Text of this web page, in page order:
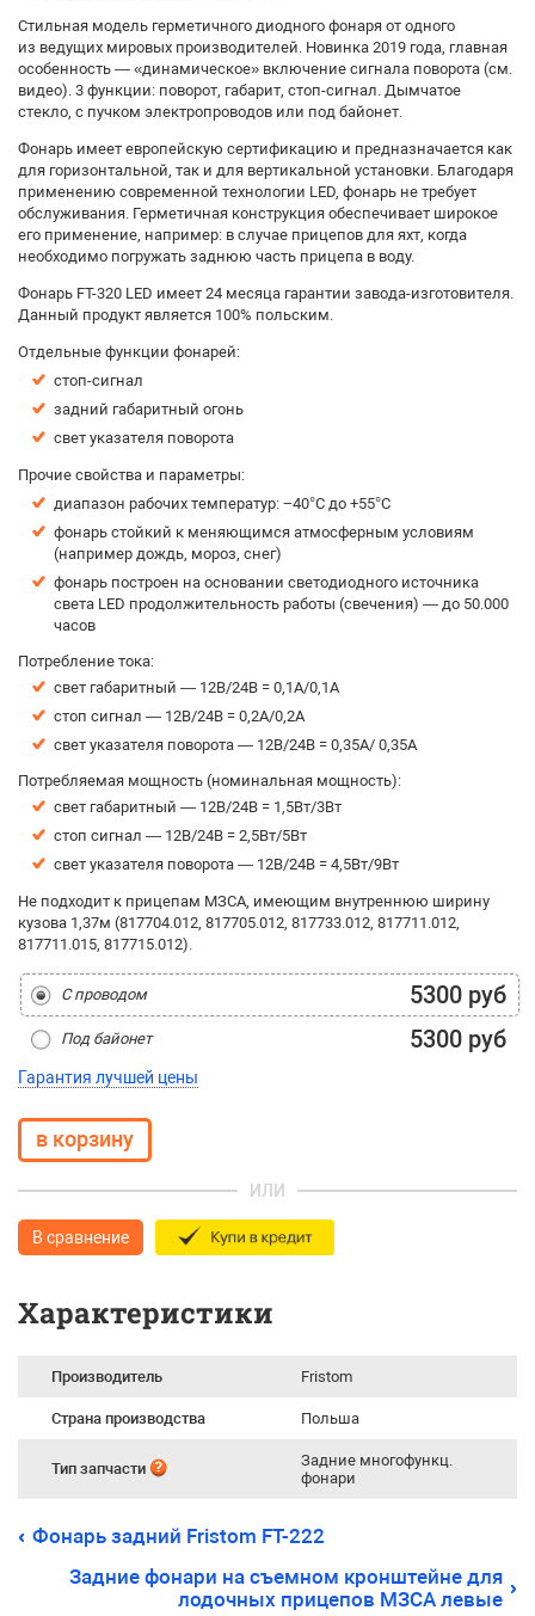
Стильная модель герметичного диодного фонаря от одного
из ведущих мировых производителей. Новинка 2019 года, главная
особенность — «динамическое» включение сигнала поворота (см.
видео). 3 функции: поворот, габарит, стоп-сигнал. Дымчатое
стекло, с пучком электропроводов или под байонет.
Фонарь имеет европейскую сертификацию и предназначается как
для горизонтальной, так и для вертикальной установки. Благодаря
применению современной технологии LED, фонарь не требует
обслуживания. Герметичная конструкция обеспечивает широкое
его применение, например: в случае прицепов для яхт, когда
необходимо погружать заднюю часть прицепа в воду.
Фонарь FT-320 LED имеет 24 месяца гарантии завода-изготовителя.
Данный продукт является 100% польским.
Отдельные функции фонарей:
стоп-сигнал
задний габаритный огонь
свет указателя поворота
Прочие свойства и параметры:
диапазон рабочих температур: −40°C дo +55°C
фонарь стойкий к меняющимся атмосферным условиям
(например дождь, мороз, снег)
фонарь построен на основании светодиодного источника
света LED продолжительность работы (свечения) — до 50.000
часов
Потребление тока:
свет габаритный — 12В/24В = 0,1А/0,1A
стоп сигнал — 12В/24В = 0,2A/0,2A
свет указателя поворота — 12В/24В = 0,35A/ 0,35A
Потребляемая мощность (номинальная мощность):
свет габаритный — 12В/24В = 1,5Вт/3Вт
стоп сигнал — 12В/24В = 2,5Вт/5Вт
свет указателя поворота — 12В/24В = 4,5Вт/9Вт
Не подходит к прицепам МЗСА, имеющим внутреннюю ширину
кузова 1,37м (817704.012, 817705.012, 817733.012, 817711.012,
817711.015, 817715.012).
С проводом 5300 руб
Под байонет 5300 руб
Гарантия лучшей цены
ИЛИ
В сравнение
Характеристики
Производитель Fristom
Страна производства Польша
Тип запчасти
Задние многофункц.
фонари
Фонарь задний Fristom FT-222
Задние фонари на съемном кронштейне для
лодочных прицепов МЗСА левые